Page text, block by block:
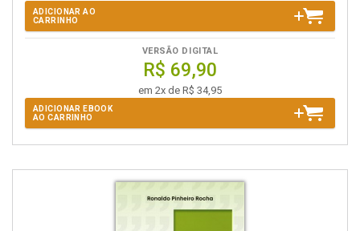
ADICIONAR AO
CARRINHO
VERSÃO DIGITAL
R$ 69,90
em 2x de R$ 34,95
ADICIONAR EBOOK
AO CARRINHO